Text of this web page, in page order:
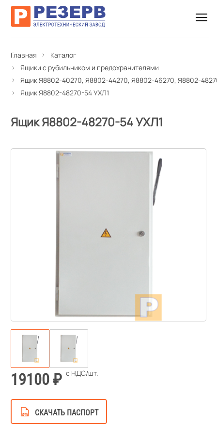
Главная
Каталог
Ящики с рубильником и предохранителями
Ящик Я8802-40270, Я8802-44270, Я8802-46270, Я8802-
Ящик Я8802-48270-54 УХЛ1
Ящик Я8802-48270-54 УХЛ1
19100
СКАЧАТЬ ПАСПОРТ